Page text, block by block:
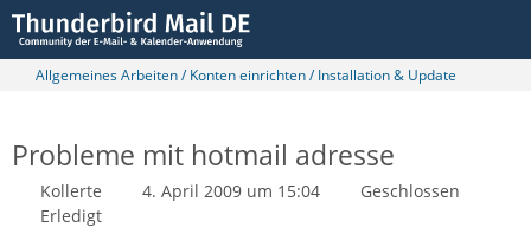
Allgemeines Arbeiten / Konten einrichten / Installation & Update
Probleme mit hotmail adresse
Kollerte 4. April 2009 um 15:04
Geschlossen
Erledigt